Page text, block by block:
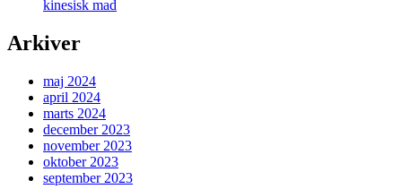
kinesisk mad
Arkiver
maj 2024
april 2024
marts 2024
december 2023
november 2023
oktober 2023
september 2023